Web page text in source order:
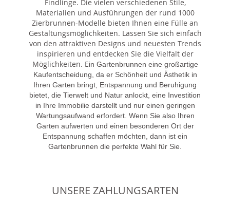
Findlinge. Die vielen verschiedenen Stile,
Materialien und Ausführungen der rund 1000
Zierbrunnen-Modelle bieten Ihnen eine Fülle an
Gestaltungsmöglichkeiten. Lassen Sie sich einfach
von den attraktiven Designs und neuesten Trends
inspirieren und entdecken Sie die Vielfalt der
Möglichkeiten. Ein Gartenbrunnen eine großartige
Kaufentscheidung, da er Schönheit und Ästhetik in
Ihren Garten bringt, Entspannung und Beruhigung
bietet, die Tierwelt und Natur anlockt, eine Investition
in Ihre Immobilie darstellt und nur einen geringen
Wartungsaufwand erfordert. Wenn Sie also Ihren
Garten aufwerten und einen besonderen Ort der
Entspannung schaffen möchten, dann ist ein
Gartenbrunnen die perfekte Wahl für Sie.
UNSERE ZAHLUNGSARTEN